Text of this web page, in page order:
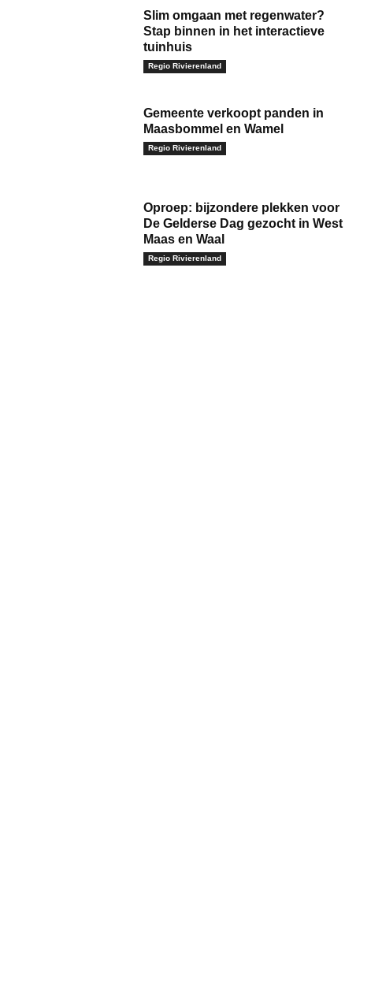
Slim omgaan met regenwater?
Stap binnen in het interactieve
tuinhuis
Regio Rivierenland
Gemeente verkoopt panden in
Maasbommel en Wamel
Regio Rivierenland
Oproep: bijzondere plekken voor
De Gelderse Dag gezocht in West
Maas en Waal
Regio Rivierenland